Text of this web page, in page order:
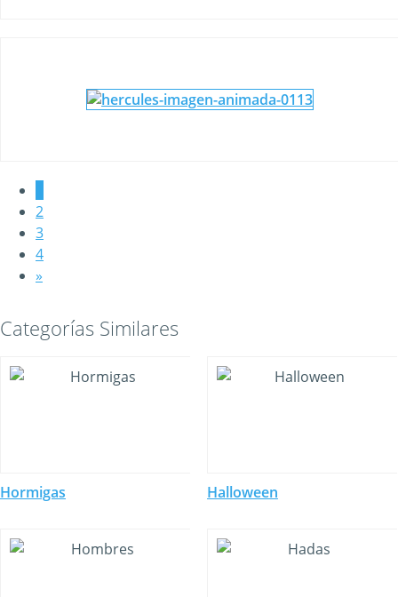
2
3
4
»
Categorías Similares
Hormigas Halloween